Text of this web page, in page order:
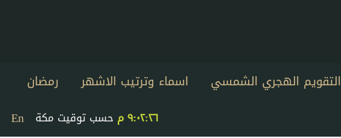
التقويم الهجري الشمسي اسماء وترتيب الاشهر
رمضان
En ٩:٠٢:٢٦ م حسب توقيت مكة